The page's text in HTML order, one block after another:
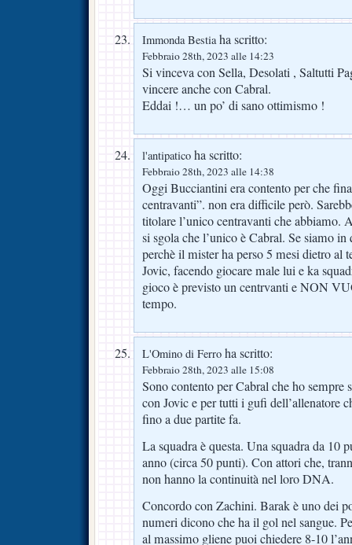
Immonda Bestiaha scritto:
Febbraio 28th, 2023 alle 14:23
Si vinceva con Sella, Desolati , Saltutti
vincere anche con Cabral.
Eddai !… un po’ di sano ottimismo !
l'antipatico ha scritto:
Febbraio 28th, 2023 alle 14:38
Oggi Bucciantini era contento per che
centravanti”. non era difficile però.
titolare l’unico centravanti che abbiamo.
si sgola che l’unico è Cabral. Se siamo in
perchè il mister ha perso 5 mesi dietro al
Jovic, facendo giocare male lui e ka
gioco è previsto un centrvanti e NON
tempo.
L'Omino di Ferro ha scritto:
Febbraio 28th, 2023 alle 15:08
Sono contento per Cabral che ho sempre
con Jovic e per tutti i gufi dell’allenatore
fino a due partite fa.
La squadra è questa. Una squadra da 10
anno (circa 50 punti). Con attori che,
non hanno la continuità nel loro DNA.
Concordo con Zachini. Barak è uno dei
numeri dicono che ha il gol nel sangue.
al massimo gliene puoi chiedere 8-10